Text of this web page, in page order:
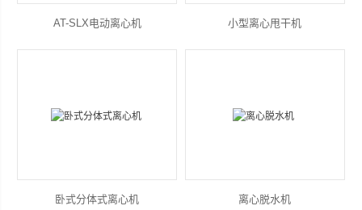
AT-SLX电动离心机 小型离心甩干机
卧式分体式离心机 离心脱水机